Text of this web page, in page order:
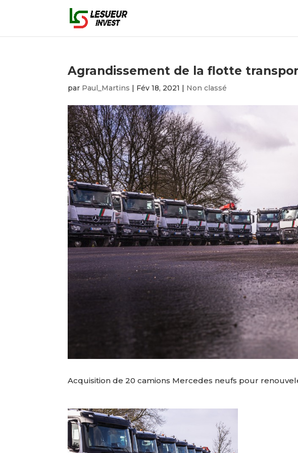
Agrandissement de la flotte
par Paul_Martins | Fév 18, 2021 | Non classé
Acquisition de 20 camions Mercedes neufs pour